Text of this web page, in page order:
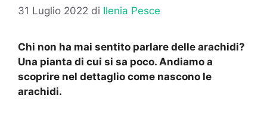
31 Luglio 2022 di Ilenia Pesce
Chi non ha mai sentito parlare delle arachidi?
Una pianta di cui si sa poco. Andiamo a
scoprire nel dettaglio come nascono le
arachidi.